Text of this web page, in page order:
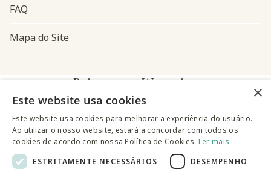
FAQ
Mapa do Site
Baixe o app Westwing
×
Este website usa cookies
Este website usa cookies para melhorar a experiência do usuário.
Ao utilizar o nosso website, estará a concordar com todos os
cookies de acordo com nossa Política de Cookies. Ler mais
ESTRITAMENTE NECESSÁRIOS
DESEMPENHO